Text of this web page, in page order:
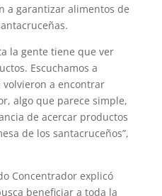
a garantizar alimentos de
la gente tiene que ver
Escuchamos a
volvieron a encontrar
algo que parece simple,
de acercar productos
de los santacruceños”,
Concentrador explicó
beneficiar a toda la